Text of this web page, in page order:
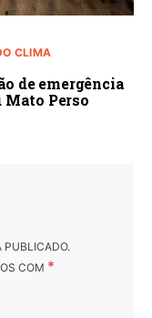
CLIMA
de emergência
Perso
PUBLICADO.
COM *